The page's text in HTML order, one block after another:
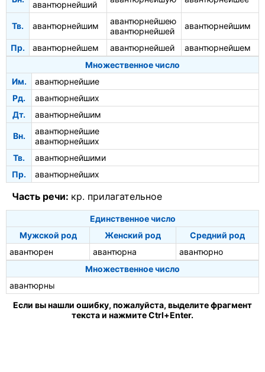
авантюрнейший
Тв. авантюрнейшим
авантюрнейшею
авантюрнейшей
авантюрнейшим
Пр. авантюрнейшем авантюрнейшей
авантюрнейшем
Множественное число
Им.
авантюрнейшие
Рд.
авантюрнейших
Дт.
авантюрнейшим
Вн.
авантюрнейшие
авантюрнейших
Тв.
авантюрнейшими
Пр.
авантюрнейших
Часть речи: кр. прилагательное
Единственное число
Мужской род
Женский род
Средний род
авантюрен
авантюрна
авантюрно
Множественное число
авантюрны
Если вы нашли ошибку, пожалуйста, выделите фрагмент
текста и нажмите Ctrl+Enter.